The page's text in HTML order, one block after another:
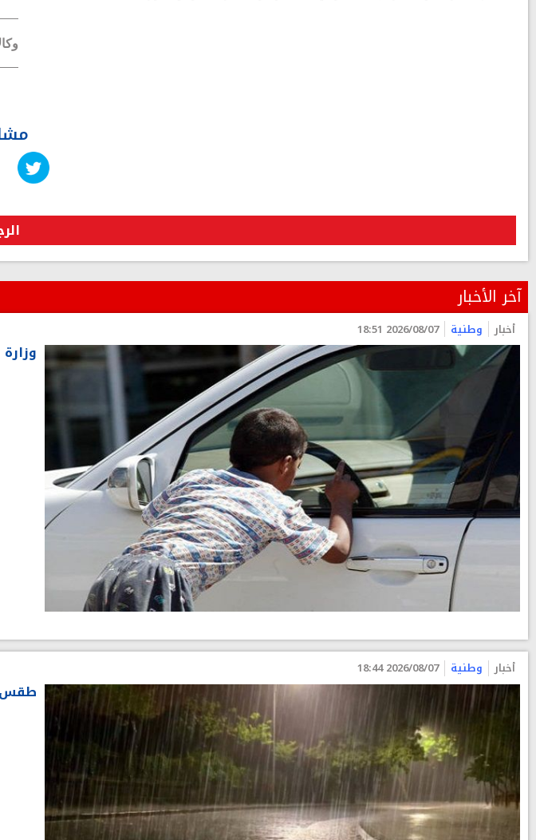
آخر الأخبار
أخبار وطنية 2026/08/07 18:51
أخبار وطنية 2026/08/07 18:44
طقس